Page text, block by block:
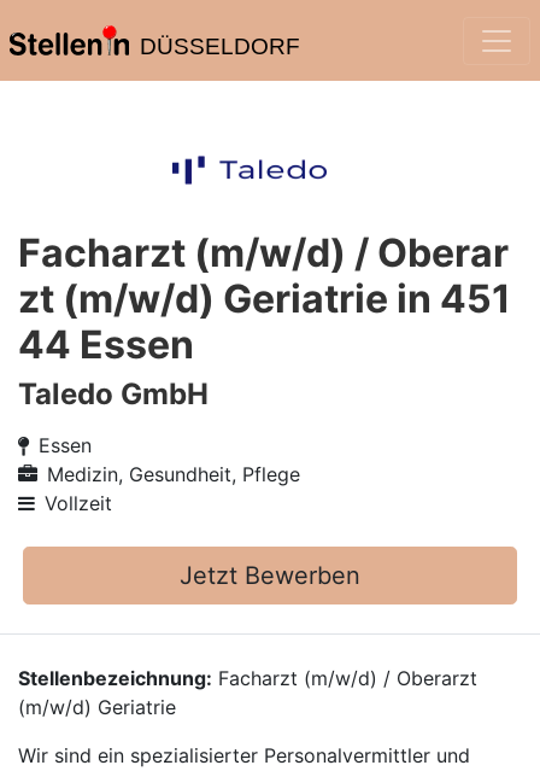
DÜSSELDORF
Facharzt (m/w/d) / Oberar
zt (m/w/d) Geriatrie in 451
44 Essen
Taledo GmbH
Essen
Medizin, Gesundheit, Pflege
Vollzeit
Jetzt Bewerben
Stellenbezeichnung: Facharzt (m/w/d) / Oberarzt
(m/w/d) Geriatrie
Wir sind ein spezialisierter Personalvermittler und